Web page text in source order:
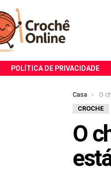
POLÍTICA DE PRIVACIDADE
Você está
Casa
O
CROCHE
O